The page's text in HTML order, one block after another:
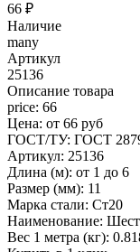
66 ₽
Наличие
many
Артикул
25136
Описание товара
price: 66
Цена: от 66 руб
ГОСТ/ТУ: ГОСТ
Артикул: 25136
Длина (м): от 1 до 6
Размер (мм): 11
Марка стали: Ст20
Наименование:
Вес 1 метра (кг):